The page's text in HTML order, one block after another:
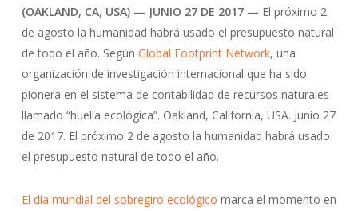
(OAKLAND, CA, USA) — JUNIO 27 DE 2017 — El próximo 2
de agosto la humanidad habrá usado el presupuesto natural
de todo el año. Según Global Footprint Network, una
organización de investigación internacional que ha sido
pionera en el sistema de contabilidad de recursos naturales
llamado “huella ecológica”. Oakland, California, USA. Junio 27
de 2017. El próximo 2 de agosto la humanidad habrá usado
el presupuesto natural de todo el año.
El día mundial del sobregiro ecológico marca el momento en